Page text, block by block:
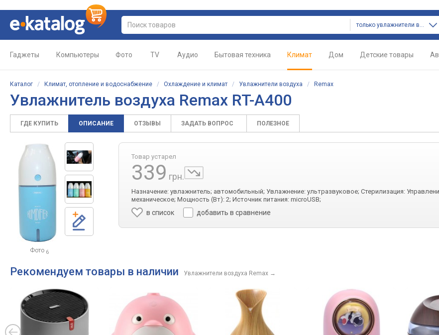
только увлажнители воздуха
Гаджеты Компьютеры Фото TV Аудио Бытовая техника Климат Дом Детские товары
Каталог / Климат, отопление и водоснабжение / Охлаждение и климат / Увлажнители воздуха / Remax
Увлажнитель воздуха Remax RT-A400
ГДЕ КУПИТЬ ОПИСАНИЕ ОТЗЫВЫ ЗАДАТЬ ВОПРОС ПОЛЕЗНОЕ
Фото 6
Товар устарел
339 грн.
Назначение: увлажнитель; автомобильный; Увлажнение: ультразвуковое; Стерилизация:
механическое; Мощность (Вт): 2; Источник питания: microUSB;
в список добавить в сравнение
Рекомендуем товары в наличии Увлажнители воздуха Remax →